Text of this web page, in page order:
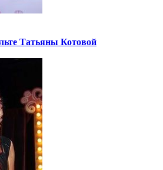
Татьяны Котовой